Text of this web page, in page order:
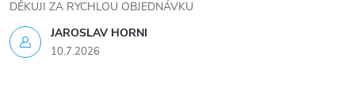
k
y
JAROSLAV HORNI
10.7.2026
DĚKUJI ZA RYCHLOU OBJEDNÁVKU